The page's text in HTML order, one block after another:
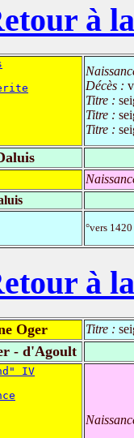
à
Décès :
Titre :
Titre :
Titre :
°vers
à
Oger Titre :
- d'Agoult
IV